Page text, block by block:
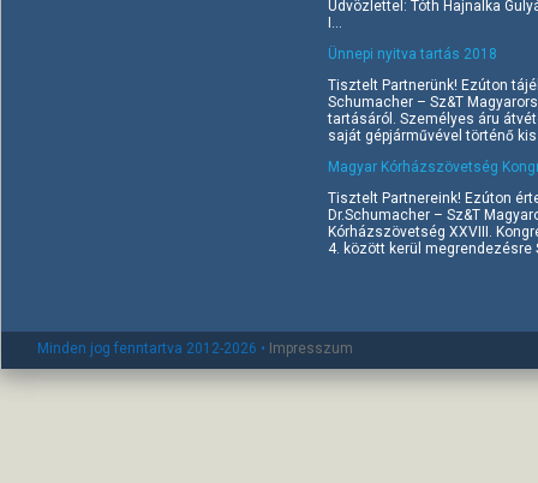
Üdvözlettel: Tóth Hajnalka
I...
Ünnepi nyitva tartás 2018
Tisztelt Partnerünk! Ezúton
Schumacher – Sz&T
tartásáról. Személyes áru
saját gépjárművével történő
Magyar Kórházszövetség
Tisztelt Partnereink! Ezúton
Dr.Schumacher – Sz&T
Kórházszövetség XXVIII.
4. között kerül megrendezésre
Minden jog fenntartva 2012-2026 • Impresszum